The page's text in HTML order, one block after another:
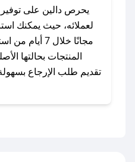
للحصول على
يحرص دالين على
لعملائه، حيث يمكنك
مجانًا خلال 7
المنتجات بحالتها
تقديم طلب الإرجاع